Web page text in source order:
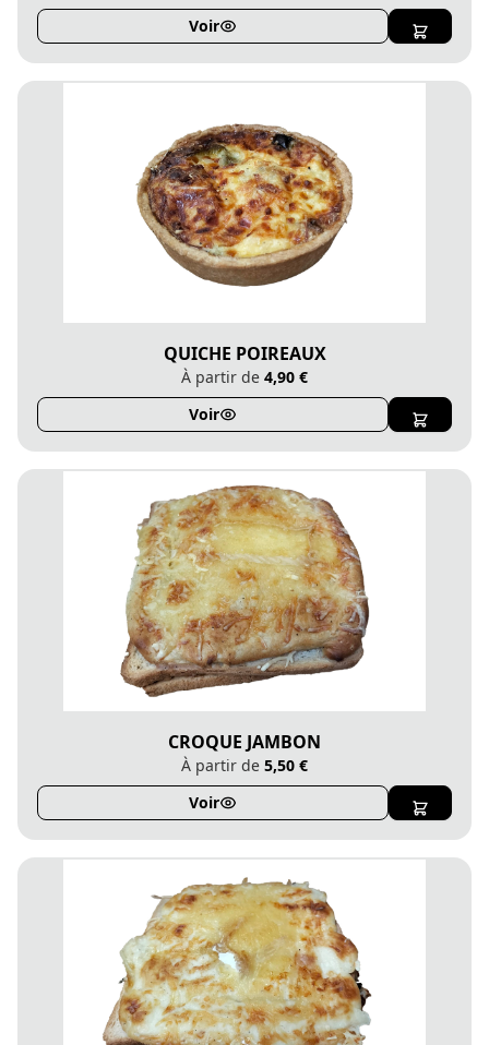
Voir
QUICHE POIREAUX
À partir de 4,90 €
Voir
CROQUE JAMBON
À partir de 5,50 €
Voir